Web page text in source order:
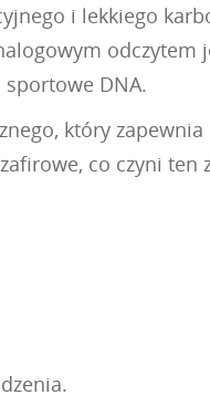
i lekkiego
odczytem
DNA.
który
co czyni ten